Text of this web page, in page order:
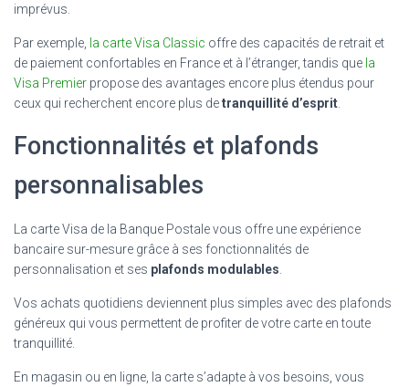
imprévus.
Par exemple, la carte Visa Classic offre des capacités de retrait et
de paiement confortables en France et à l’étranger, tandis que la
Visa Premier propose des avantages encore plus étendus pour
ceux qui recherchent encore plus detranquillité d’esprit
Fonctionnalités et plafonds
personnalisables
La carte Visa de la Banque Postale vous offre une expérience
bancaire sur-mesure grâce à ses fonctionnalités de
personnalisation et ses plafonds modulables
Vos achats quotidiens deviennent plus simples avec des plafonds
généreux qui vous permettent de profiter de votre carte en toute
tranquillité.
En magasin ou en ligne, la carte s’adapte à vos besoins, vous